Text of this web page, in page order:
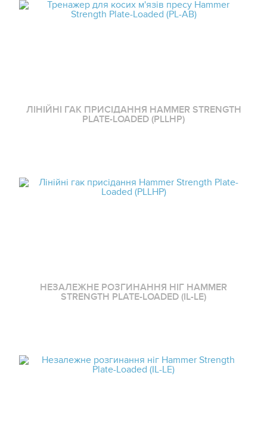
ЛІНІЙНІ ГАК ПРИСІДАННЯ HAMMER STRENGTH
PLATE-LOADED (PLLHP)
НЕЗАЛЕЖНЕ РОЗГИНАННЯ НІГ HAMMER
STRENGTH PLATE-LOADED (IL-LE)